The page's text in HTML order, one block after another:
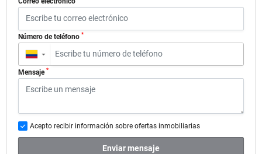
Número de teléfono *
▼
Mensaje *
Acepto recibir información sobre ofertas inmobiliarias
Enviar mensaje